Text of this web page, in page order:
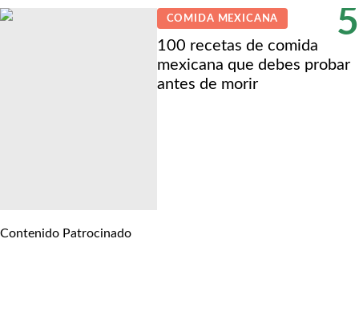
5
COMIDA MEXICANA
100 recetas de comida
mexicana que debes probar
antes de morir
Contenido Patrocinado